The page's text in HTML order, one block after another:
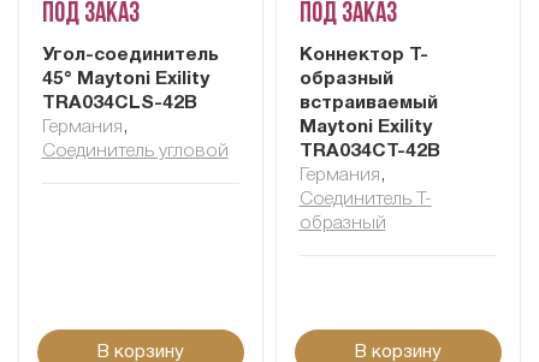
Под заказ
Угол-соединитель
45° Maytoni Exility
TRA034CLS-42B
Германия ,
Соединитель угловой
В корзину
Под заказ
Коннектор Т-
образный
встраиваемый
Maytoni Exility
TRA034CT-42B
Германия ,
Соединитель Т-
образный
В корзину